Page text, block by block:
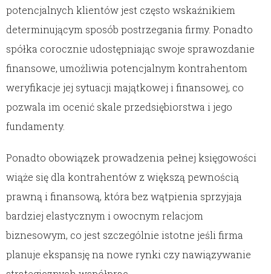
potencjalnych klientów jest często wskaźnikiem
determinującym sposób postrzegania firmy. Ponadto
spółka corocznie udostępniając swoje sprawozdanie
finansowe, umożliwia potencjalnym kontrahentom
weryfikacje jej sytuacji majątkowej i finansowej, co
pozwala im ocenić skale przedsiębiorstwa i jego
fundamenty.
Ponadto obowiązek prowadzenia pełnej księgowości
wiąże się dla kontrahentów z większą pewnością
prawną i finansową, która bez wątpienia sprzyjaja
bardziej elastycznym i owocnym relacjom
biznesowym, co jest szczególnie istotne jeśli firma
planuje ekspansję na nowe rynki czy nawiązywanie